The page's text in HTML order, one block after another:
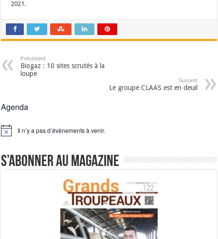
2021.
Précédent
Biogaz : 10 sites scrutés à la
loupe
Suivant
Le groupe CLAAS est en deuil
Agenda
Notice Il n’y a pas d’évènements à venir.
S’abonner au magazine